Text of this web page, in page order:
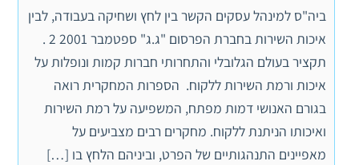
ביה"ס למינהל עסקים הקשר בין לחץ ושחיקה בעבודה, לבין
איכות השירות בחברת הפרסום "ג.ג" ספטמבר 2001 2 .
תקציר בעולם הגלובלי והתחרותי חברות קמות ונופלות על
איכות ורמת השירות ללקוח. הספרות המחקרית רואה
בגורם האנושי דמות מפתח, המשפיעה על רמת השירות
ואיכותו הניתנת ללקוח. מחקרים רבים מצביעים על
מאפיינים התנהגותיים של הפרט, וביניהם הלחץ בו […]